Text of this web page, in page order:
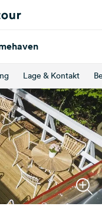
Lage & Kontakt